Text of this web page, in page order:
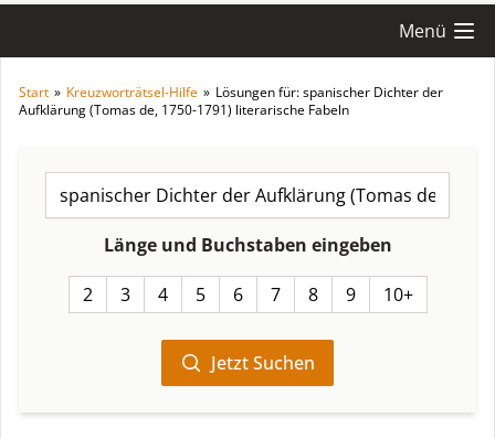
Menü
Start » Kreuzworträtsel-Hilfe » Lösungen für: spanischer Dichter der
Aufklärung (Tomas de, 1750-1791) literarische Fabeln
Länge und Buchstaben eingeben
2 3 4 5 6 7 8 9 10+
Jetzt Suchen